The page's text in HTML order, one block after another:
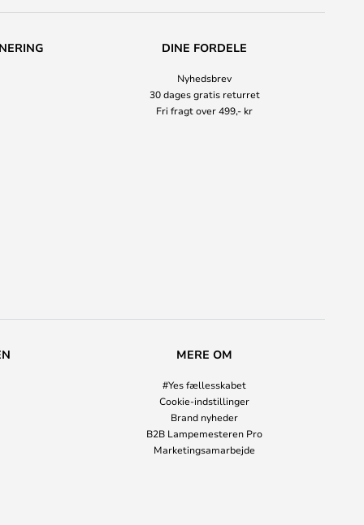
DINE FORDELE
Nyhedsbrev
30 dages gratis returret
Fri fragt over 499,- kr
MERE OM
#Yes fællesskabet
Cookie-indstillinger
Brand nyheder
B2B Lampemesteren Pro
Marketingsamarbejde